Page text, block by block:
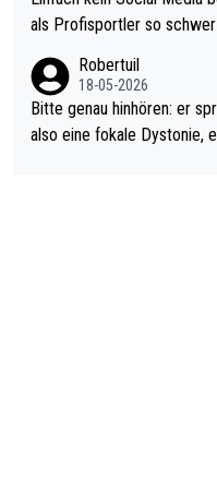
rovoziert hat. Und Littlers
als Profisportler so
Robertuil
18-05-2026
Bitte genau hinhören: er
also eine fokale Dystonie,